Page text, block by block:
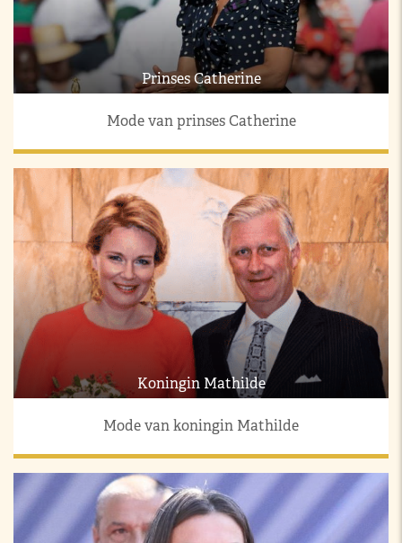
Prinses Catherine
Mode van prinses Catherine
Koningin Mathilde
Mode van koningin Mathilde